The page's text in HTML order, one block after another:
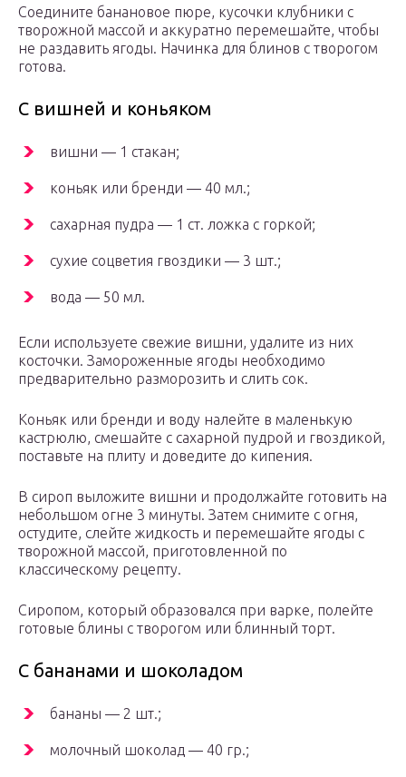
Соедините банановое пюре, кусочки клубники с
творожной массой и аккуратно перемешайте, чтобы
не раздавить ягоды. Начинка для блинов с творогом
готова.
С вишней и коньяком
вишни — 1 стакан;
коньяк или бренди — 40 мл.;
сахарная пудра — 1 ст. ложка с горкой;
сухие соцветия гвоздики — 3 шт.;
вода — 50 мл.
Если используете свежие вишни, удалите из них
косточки. Замороженные ягоды необходимо
предварительно разморозить и слить сок.
Коньяк или бренди и воду налейте в маленькую
кастрюлю, смешайте с сахарной пудрой и гвоздикой,
поставьте на плиту и доведите до кипения.
В сироп выложите вишни и продолжайте готовить на
небольшом огне 3 минуты. Затем снимите с огня,
остудите, слейте жидкость и перемешайте ягоды с
творожной массой, приготовленной по
классическому рецепту.
Сиропом, который образовался при варке, полейте
готовые блины с творогом или блинный торт.
С бананами и шоколадом
бананы — 2 шт.;
молочный шоколад — 40 гр.;